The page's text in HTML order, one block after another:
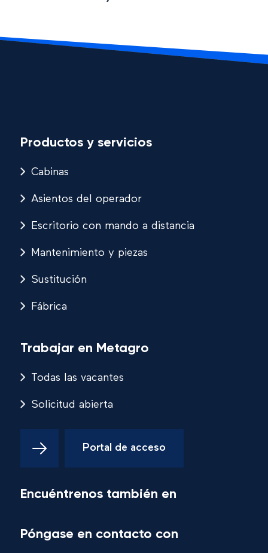
Productos y servicios
Cabinas
Asientos del operador
Escritorio con mando a distancia
Mantenimiento y piezas
Sustitución
Fábrica
Trabajar en Metagro
Todas las vacantes
Solicitud abierta
Portal de acceso
Encuéntrenos también en
Póngase en contacto con